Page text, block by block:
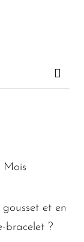
Mois
et en
bracelet ?